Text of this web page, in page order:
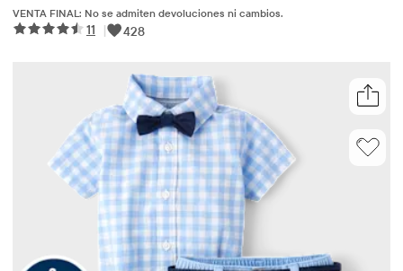
VENTA FINAL: No se admiten devoluciones ni cambios.
11 | 428